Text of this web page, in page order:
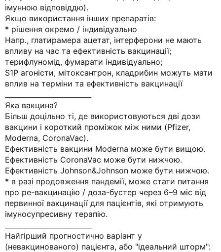
імунною відповіддю).
Якщо використання інших препаратів:
* рішення окремо / індивідуально
Напр., глатирамера ацетат, інтерферони не мають
впливу на час та ефективність вакцинації;
терифлуномід, фумарати індивідуально;
S1P агоністи, мітоксантрон, кладрибин можуть мати
вплив на терміни та ефективність вакцинації
Яка вакцина?
Більш доцільно ті, де використовуються дві дози
вакцини і короткий проміжок між ними (Pfizer,
Moderna, CoronaVac).
Ефективність вакцини Moderna може бути вищою.
Ефективність CoronaVac може бути нижчою.
Ефективність Johnson&Johnson може бути нижчою.
* в разі продовження пандемії, може стати питання
про ре-вакцинацію / доза-бустер через 6–9 міс від
первинної вакцинації для пацієнтів, які отримують
імуносупресивну терапію.
Найгірший прогностично варіант у
(невакцинованого) пацієнта, або "ідеальний шторм":